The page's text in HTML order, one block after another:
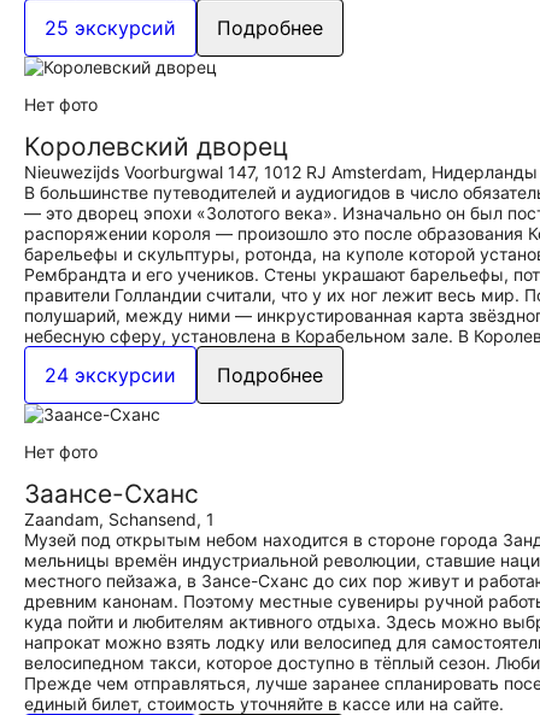
25 экскурсий Подробнее
Нет фото
Королевский дворец
Nieuwezijds Voorburgwal 147, 1012 RJ Amsterdam, Нидерланды
В большинстве путеводителей и аудиогидов в число
— это дворец эпохи «Золотого века». Изначально он был
распоряжении короля — произошло это после образования
барельефы и скульптуры, ротонда, на куполе которой
Рембрандта и его учеников. Стены украшают барельефы,
правители Голландии считали, что у их ног лежит весь
полушарий, между ними — инкрустированная карта
небесную сферу, установлена в Корабельном зале. В
24 экскурсии Подробнее
Нет фото
Заансе-Сханс
Zaandam, Schansend, 1
Музей под открытым небом находится в стороне города
мельницы времён индустриальной революции, ставшие
местного пейзажа, в Зансе-Сханс до сих пор живут и
древним канонам. Поэтому местные сувениры ручной
куда пойти и любителям активного отдыха. Здесь можно
напрокат можно взять лодку или велосипед для
велосипедном такси, которое доступно в тёплый сезон.
Прежде чем отправляться, лучше заранее спланировать
единый билет, стоимость уточняйте в кассе или на сайте.